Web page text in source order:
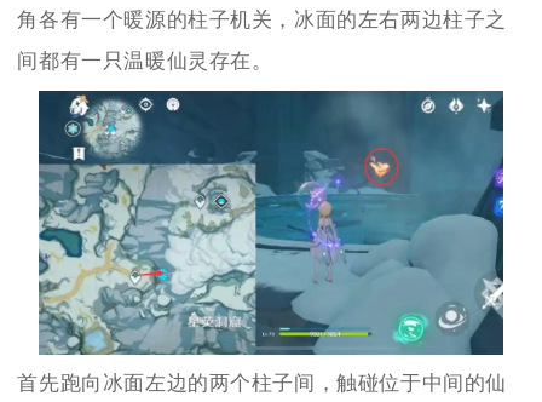
角各有一个暖源的柱子机关，冰面的左右两边柱子之
间都有一只温暖仙灵存在。
首先跑向冰面左边的两个柱子间，触碰位于中间的仙